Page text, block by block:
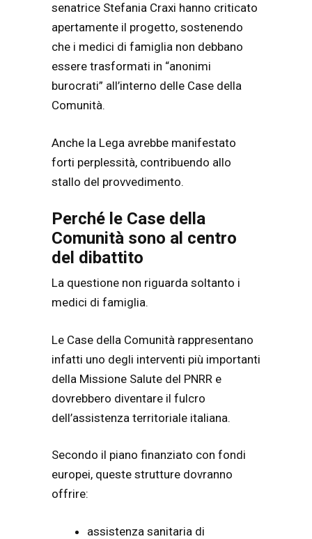
senatrice Stefania Craxi hanno criticato
apertamente il progetto, sostenendo
che i medici di famiglia non debbano
essere trasformati in “anonimi
burocrati” all’interno delle Case della
Comunità.
Anche la Lega avrebbe manifestato
forti perplessità, contribuendo allo
stallo del provvedimento.
Perché le Case della
Comunità sono al centro
del dibattito
La questione non riguarda soltanto i
medici di famiglia.
Le Case della Comunità rappresentano
infatti uno degli interventi più importanti
della Missione Salute del PNRR e
dovrebbero diventare il fulcro
dell’assistenza territoriale italiana.
Secondo il piano finanziato con fondi
europei, queste strutture dovranno
offrire:
assistenza sanitaria di